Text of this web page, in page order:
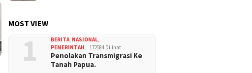
MOST VIEW
1 BERITA, NASIONAL,
PEMERINTAH
172584 Dilihat
Penolakan Transmigrasi Ke
Tanah Papua.